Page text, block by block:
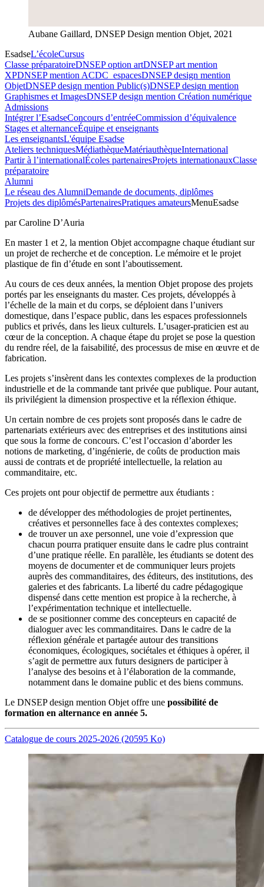
Aubane Gaillard, DNSEP Design mention Objet, 2021
EsadseL’écoleCursus
Classe préparatoireDNSEP option artDNSEP art mention
XPDNSEP mention ACDC_espacesDNSEP design mention
ObjetDNSEP design mention Public(s)DNSEP design mention
Graphismes et ImagesDNSEP design mention Création numérique
Admissions
Intégrer l’EsadseConcours d’entréeCommission d’équivalence
Stages et alternanceÉquipe et enseignants
Les enseignantsL'équipe Esadse
Ateliers techniquesMédiathèqueMatériauthèqueInternational
Partir à l’internationalÉcoles partenairesProjets internationauxClasse
préparatoire
Alumni
Le réseau des AlumniDemande de documents, diplômes
Projets des diplômésPartenairesPratiques amateursMenuEsadse
par Caroline D’Auria
En master 1 et 2, la mention Objet accompagne chaque étudiant sur
un projet de recherche et de conception. Le mémoire et le projet
plastique de fin d’étude en sont l’aboutissement.
Au cours de ces deux années, la mention Objet propose des projets
portés par les enseignants du master. Ces projets, développés à
l’échelle de la main et du corps, se déploient dans l’univers
domestique, dans l’espace public, dans les espaces professionnels
publics et privés, dans les lieux culturels. L’usager-praticien est au
cœur de la conception. A chaque étape du projet se pose la question
du rendre réel, de la faisabilité, des processus de mise en œuvre et de
fabrication.
Les projets s’insèrent dans les contextes complexes de la production
industrielle et de la commande tant privée que publique. Pour autant,
ils privilégient la dimension prospective et la réflexion éthique.
Un certain nombre de ces projets sont proposés dans le cadre de
partenariats extérieurs avec des entreprises et des institutions ainsi
que sous la forme de concours. C’est l’occasion d’aborder les
notions de marketing, d’ingénierie, de coûts de production mais
aussi de contrats et de propriété intellectuelle, la relation au
commanditaire, etc.
Ces projets ont pour objectif de permettre aux étudiants :
de développer des méthodologies de projet pertinentes,
créatives et personnelles face à des contextes complexes;
de trouver un axe personnel, une voie d’expression que
chacun pourra pratiquer ensuite dans le cadre plus contraint
d’une pratique réelle. En parallèle, les étudiants se dotent des
moyens de documenter et de communiquer leurs projets
auprès des commanditaires, des éditeurs, des institutions, des
galeries et des fabricants. La liberté du cadre pédagogique
dispensé dans cette mention est propice à la recherche, à
l’expérimentation technique et intellectuelle.
de se positionner comme des concepteurs en capacité de
dialoguer avec les commanditaires. Dans le cadre de la
réflexion générale et partagée autour des transitions
économiques, écologiques, sociétales et éthiques à opérer, il
s’agit de permettre aux futurs designers de participer à
l’analyse des besoins et à l’élaboration de la commande,
notamment dans le domaine public et des biens communs.
Le DNSEP design mention Objet offre une possibilité de
formation en alternance en année 5.
Catalogue de cours 2025-2026 (20595 Ko)